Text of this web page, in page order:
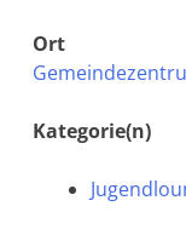
Ort
Kategorie(n)